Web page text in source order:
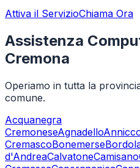
Attiva il ServizioChiama Ora
Assistenza
Cremona
Operiamo in tutta la
comune.
Acquanegra
CremoneseAgnadello
CremascoBonemerse
d'AndreaCalvatoneCamisano